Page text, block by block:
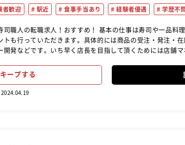
者歓迎 駅近 食事手当あり 経験者優遇 学歴不問
！ 基本の仕事は寿司や一品料理の調理や接客をしていただきま
トも行っていただきます。具体的には商品の受注・発注・
開発などです。いち早く店長を目指して頂くためには店舗マ
キープする